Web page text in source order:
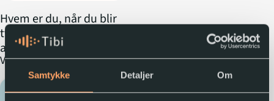
Samtykke Detaljer Om
Hvem er du, når du blir
tvunget til å gå i noen
andres sko? Nisha
Cantor lever et liv i
luksus. Helt til
ektemannen hennes
Vis merexpand_more